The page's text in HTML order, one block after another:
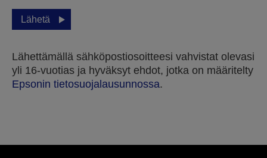
Lähetä
Lähettämällä sähköpostiosoitteesi vahvistat olevasi
yli 16-vuotias ja hyväksyt ehdot, jotka on määritelty
Epsonin tietosuojalausunnossa.
Kiitos lähetyksestäsi.